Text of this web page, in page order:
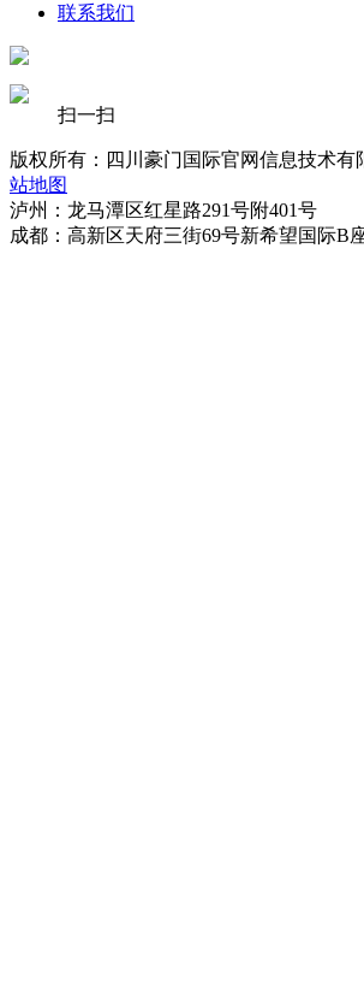
联系我们
扫一扫
版权所有：四川豪门国际官网信息技术有
站地图
泸州：龙马潭区红星路291号附401号
成都：高新区天府三街69号新希望国际B